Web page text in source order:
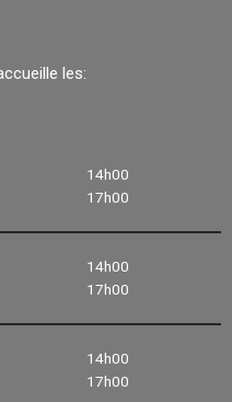
les:
14h00
17h00
14h00
17h00
14h00
17h00